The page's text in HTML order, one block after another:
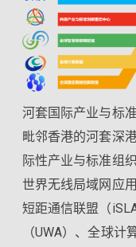
河套国际产业与标
毗邻香港的河套深
际性产业与标准组
世界无线局域网应
短距通信联盟（
（UWA）、全球